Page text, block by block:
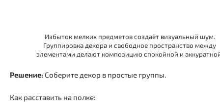
Избыток мелких предметов создаёт визуальный шум.
Группировка декора и свободное пространство между
элементами делают композицию спокойной и
Решение: Соберите декор в простые группы.
Как расставить на полке: